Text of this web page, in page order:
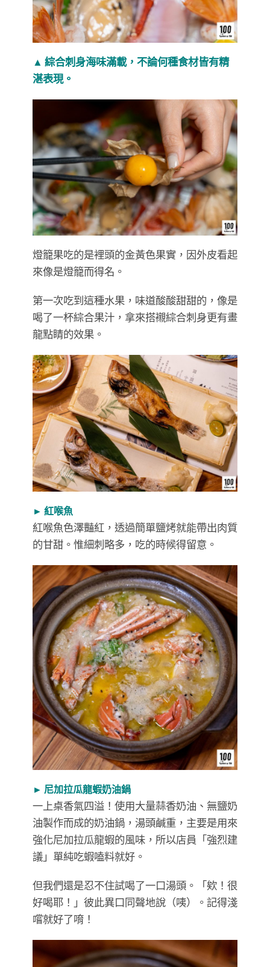
▲ 綜合刺身海味滿載，不論何種食材皆有精
湛表現。
燈籠果吃的是裡頭的金黃色果實，因外皮看起
來像是燈籠而得名。
第一次吃到這種水果，味道酸酸甜甜的，像是
喝了一杯綜合果汁，拿來搭襯綜合刺身更有畫
龍點睛的效果。
► 紅喉魚
紅喉魚色澤豔紅，透過簡單鹽烤就能帶出肉質
的甘甜。惟細刺略多，吃的時候得留意。
► 尼加拉瓜龍蝦奶油鍋
一上桌香氣四溢！使用大量蒜香奶油、無鹽奶
油製作而成的奶油鍋，湯頭鹹重，主要是用來
強化尼加拉瓜龍蝦的風味，所以店員「強烈建
議」單純吃蝦嗑料就好。
但我們還是忍不住試喝了一口湯頭。「欸！很
好喝耶！」彼此異口同聲地說（咦）。記得淺
嚐就好了唷！